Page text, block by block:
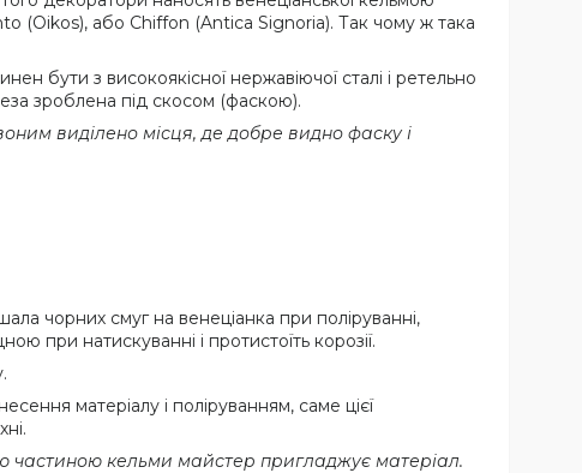
(Oikos), або Chiffon (Antica Signoria). Так чому ж така
бути з високоякісної нержавіючої сталі і ретельно
зроблена під скосом (фаскою).
виділено місця, де добре видно фаску і
чорних смуг на венеціанка при поліруванні,
при натискуванні і протистоїть корозії.
матеріалу і поліруванням, саме цієї
частиною кельми майстер пригладжує матеріал.